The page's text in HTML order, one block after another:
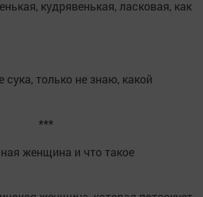
кудрявенькая, ласковая, как
только не знаю, какой
***
женщина и что такое